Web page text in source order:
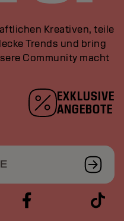
Kreativen, teile
Trends und bring
Community macht
EXKLUSIVE
ANGEBOTE